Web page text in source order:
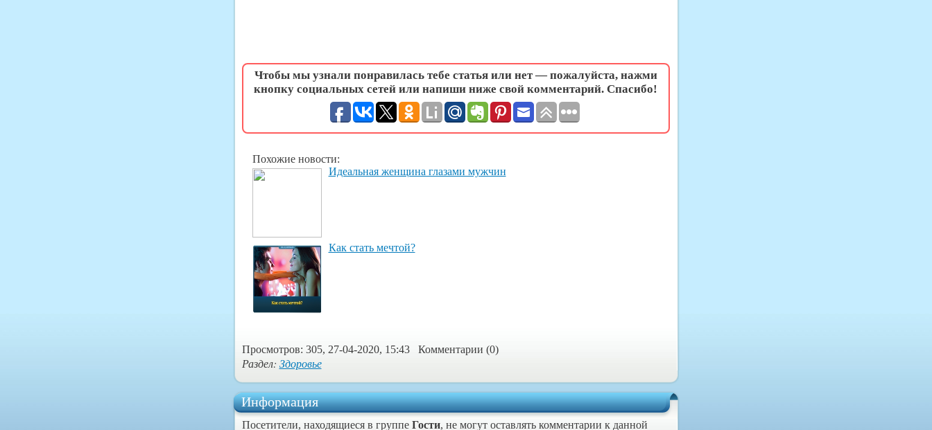
Чтобы мы узнали понравилась тебе статья или нет — пожалуйста, нажми
кнопку социальных сетей или напиши ниже свой комментарий. Спасибо!
Похожие новости:
Идеальная женщина глазами мужчин
Как стать мечтой?
Просмотров: 305, 27-04-2020, 15:43 Комментарии (0)
Раздел: Здоровье
Информация
Посетители, находящиеся в группе Гости, не могут оставлять комментарии к данной